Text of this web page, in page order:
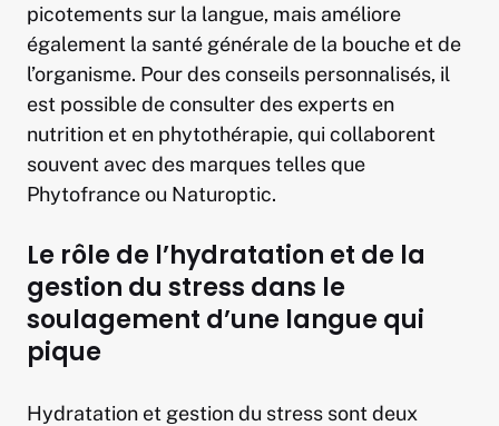
picotements sur la langue, mais améliore
également la santé générale de la bouche et de
l’organisme. Pour des conseils personnalisés, il
est possible de consulter des experts en
nutrition et en phytothérapie, qui collaborent
souvent avec des marques telles que
Phytofrance ou Naturoptic.
Le rôle de l’hydratation et de la
gestion du stress dans le
soulagement d’une langue qui
pique
Hydratation et gestion du stress sont deux